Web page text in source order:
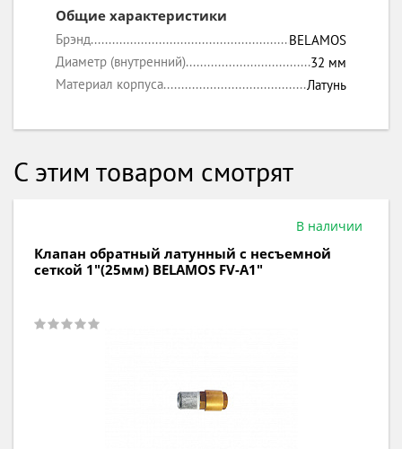
Общие характеристики
Брэнд
BELAMOS
Диаметр (внутренний)
32 мм
Материал корпуса
Латунь
С этим товаром смотрят
В наличии
Клапан обратный латунный с несъемной
сеткой 1"(25мм) BELAMOS FV-А1"